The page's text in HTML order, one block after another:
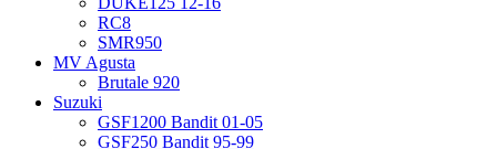
RC8
SMR950
MV Agusta
Brutale 920
Suzuki
GSF1200 Bandit 01-05
GSF250 Bandit 95-99